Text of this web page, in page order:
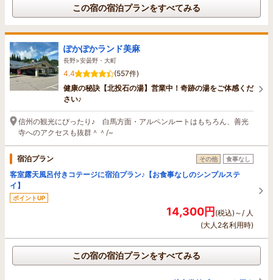
この宿の宿泊プランをすべてみる
ぽかぽかランド美麻
長野>安曇野・大町
4.4
(557件)
健康の秘訣【北投石の湯】営業中！奇跡の湯をご体感くだ
さい♪
信州の観光にぴったり♪ 白馬方面・アルペンルートはもちろん、善光
寺へのアクセスも抜群＾＾/~
宿泊プラン その他 食事なし
客室露天風呂付きコテージに宿泊プラン♪【お食事なしのシンプルステ
イ】
ポイントUP
14,300円(税込)～/ 人
(大人2名利用時)
この宿の宿泊プランをすべてみる